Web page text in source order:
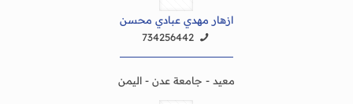
ازهار مهدي عبادي محسن
734256442
معيد - جامعة عدن - اليمن